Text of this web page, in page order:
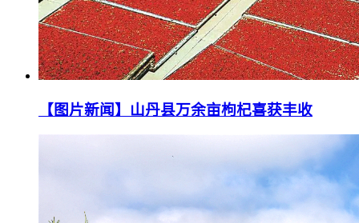
【图片新闻】山丹县万余亩枸杞喜获丰收